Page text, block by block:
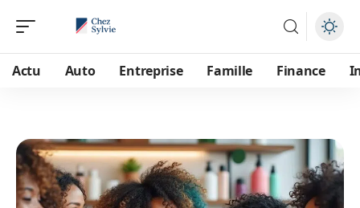
Actu Auto Entreprise Famille Finance